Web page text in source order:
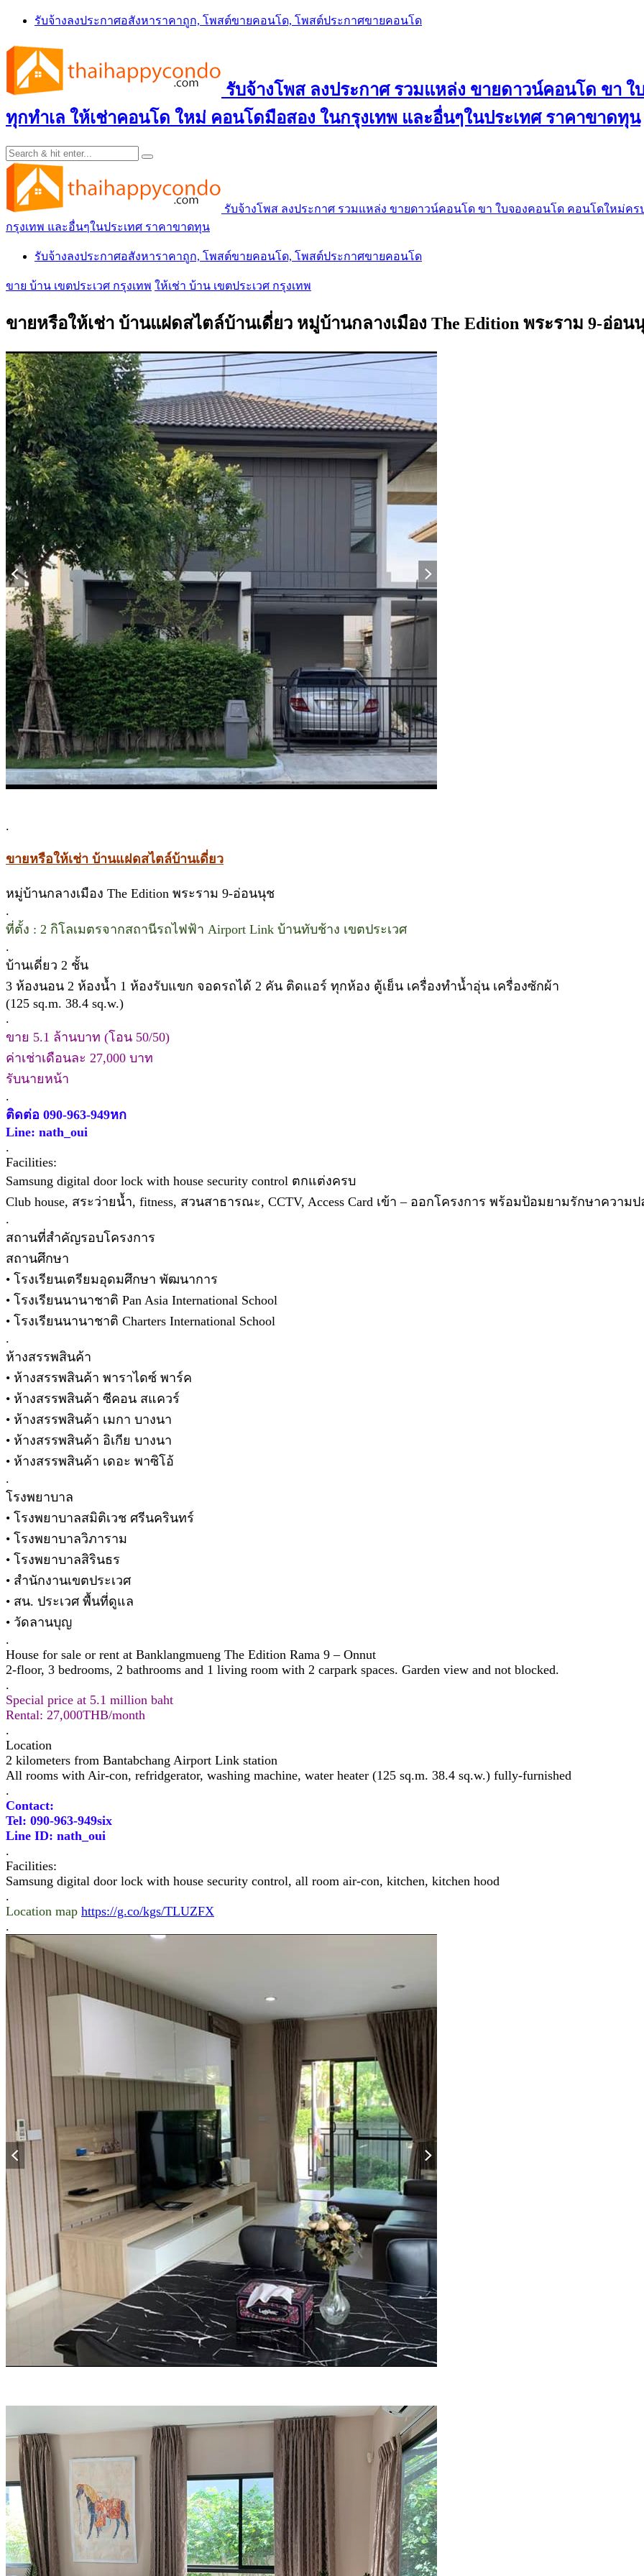
Skip
content
รับจ้างลงประกาศอสังหาราคาถูก, โพสต์ขายคอนโด, โพสต์ประกาศขายคอนโด
รับจ้างโพส ลงประกาศ รวมแหล่ง ขายดาวน์คอนโด ขา
ทุกทำเล ให้เช่าคอนโด ใหม่ คอนโดมือสอง ในกรุงเทพ และอื่นๆในประเทศ ราคาขาดทุน
รับจ้างโพส ลงประกาศ รวมแหล่ง ขายดาวน์คอนโด ขา ใบจองคอนโด คอนโดใหม่ค
กรุงเทพ และอื่นๆในประเทศ ราคาขาดทุน
รับจ้างลงประกาศอสังหาราคาถูก, โพสต์ขายคอนโด, โพสต์ประกาศขายคอนโด
ขาย บ้าน เขตประเวศ กรุงเทพ ให้เช่า บ้าน เขตประเวศ กรุงเทพ
ขายหรือให้เช่า บ้านแฝดสไตล์บ้านเดี่ยว หมู่บ้านกลางเมือง The Edition พระราม 9-อ่อน
.
ขายหรือให้เช่า บ้านแฝดสไตล์บ้านเดี่ยว
หมู่บ้านกลางเมือง The Edition พระราม 9-อ่อนนุช
.
ที่ตั้ง : 2 กิโลเมตรจากสถานีรถไฟฟ้า Airport Link บ้านทับช้าง เขตประเวศ
.
บ้านเดี่ยว 2 ชั้น
3 ห้องนอน 2 ห้องน้ำ 1 ห้องรับแขก จอดรถได้ 2 คัน ติดแอร์ ทุกห้อง ตู้เย็น เครื่องทำน้ำอุ่น เครื่องซักผ้า
(125 sq.m. 38.4 sq.w.)
.
ขาย 5.1 ล้านบาท (โอน 50/50)
ค่าเช่าเดือนละ 27,000 บาท
รับนายหน้า
.
ติดต่อ 090-963-949หก
Line: nath_oui
.
Facilities:
Samsung digital door lock with house security control ตกแต่งครบ
Club house, สระว่ายน้ำ, fitness, สวนสาธารณะ, CCTV, Access Card เข้า – ออกโครงการ พร้อมป้อมยามรักษาความ
.
สถานที่สำคัญรอบโครงการ
สถานศึกษา
• โรงเรียนเตรียมอุดมศึกษา พัฒนาการ
• โรงเรียนนานาชาติ Pan Asia International School
• โรงเรียนนานาชาติ Charters International School
.
ห้างสรรพสินค้า
• ห้างสรรพสินค้า พาราไดซ์ พาร์ค
• ห้างสรรพสินค้า ซีคอน สแควร์
• ห้างสรรพสินค้า เมกา บางนา
• ห้างสรรพสินค้า อิเกีย บางนา
• ห้างสรรพสินค้า เดอะ พาซิโอ้
.
โรงพยาบาล
• โรงพยาบาลสมิติเวช ศรีนครินทร์
• โรงพยาบาลวิภาราม
• โรงพยาบาลสิรินธร
• สำนักงานเขตประเวศ
• สน. ประเวศ พื้นที่ดูแล
• วัดลานบุญ
.
House for sale or rent at Banklangmueng The Edition Rama 9 – Onnut
2-floor, 3 bedrooms, 2 bathrooms and 1 living room with 2 carpark spaces. Garden view and not blocked.
.
Special price at 5.1 million baht
Rental: 27,000THB/month
.
Location
2 kilometers from Bantabchang Airport Link station
All rooms with Air-con, refridgerator, washing machine, water heater (125 sq.m. 38.4 sq.w.) fully-furnished
.
Contact:
Tel: 090-963-949six
Line ID: nath_oui
.
Facilities:
Samsung digital door lock with house security control, all room air-con, kitchen, kitchen hood
.
Location map https://g.co/kgs/TLUZFX
.